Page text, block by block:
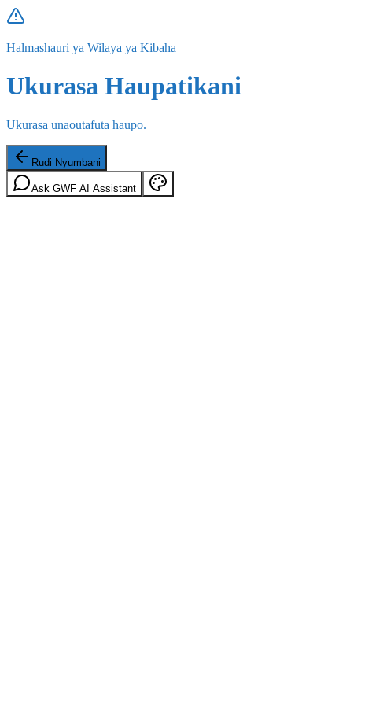
Halmashauri ya Wilaya ya Kibaha
Ukurasa Haupatikani
Ukurasa unaoutafuta haupo.
Rudi Nyumbani
Ask GWF AI Assistant